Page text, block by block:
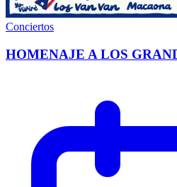
Conciertos
HOMENAJE A LOS